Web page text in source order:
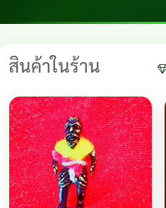
สินค้าในร้าน